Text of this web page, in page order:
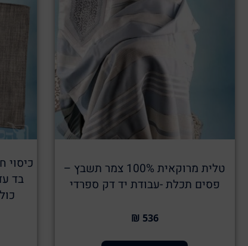
טלית מרוקאית 100% צמר תשבץ –
פסים תכלת -עבודת יד דק ספרדי
536 ₪
כיסוי
בד